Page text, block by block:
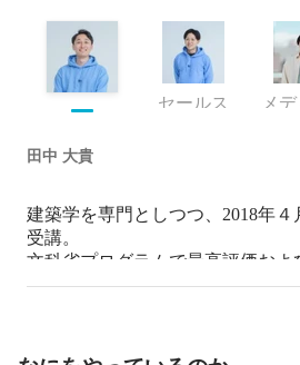
セールス
田中 大貴
建築学を専門としつつ、2018年
受講。
文科省プログラムで最高評価お
学中に起業。